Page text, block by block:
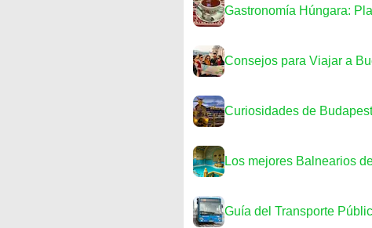
Gastronomía Húngara:
Consejos para Viajar a
Curiosidades de
Los mejores Balnearios
Guía del Transporte